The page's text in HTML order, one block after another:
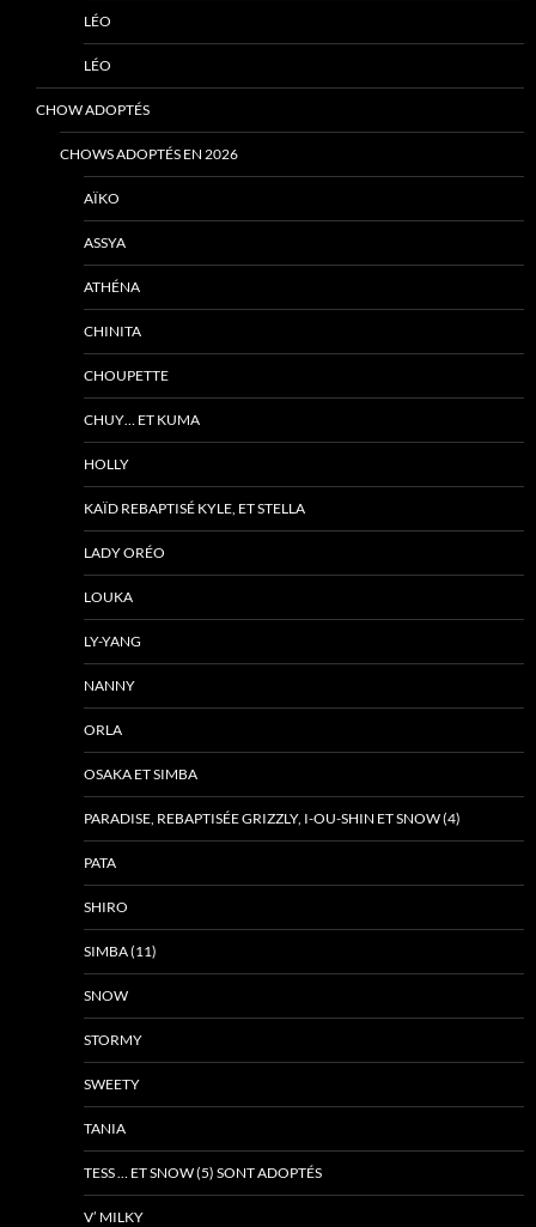
LÉO
LÉO
CHOW ADOPTÉS
CHOWS ADOPTÉS EN 2026
AÏKO
ASSYA
ATHÉNA
CHINITA
CHOUPETTE
CHUY… ET KUMA
HOLLY
KAÏD REBAPTISÉ KYLE, ET STELLA
LADY ORÉO
LOUKA
LY-YANG
NANNY
ORLA
OSAKA ET SIMBA
PARADISE, REBAPTISÉE GRIZZLY, I-OU-SHIN ET SNOW (4)
PATA
SHIRO
SIMBA (11)
SNOW
STORMY
SWEETY
TANIA
TESS … ET SNOW (5) SONT ADOPTÉS
V’ MILKY